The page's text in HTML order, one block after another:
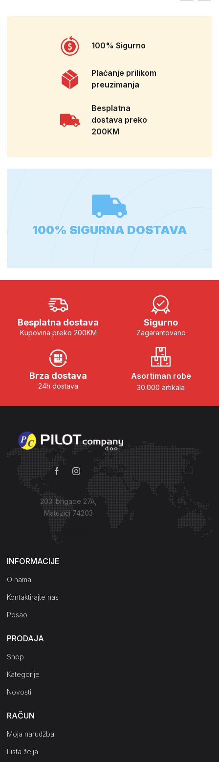
100% Sigurno
Plaćanje prilikom
preuzimanja
Besplatna
dostava preko
200KM
100% SIGURNA DOSTAVA
Besplatna dostava
Kupovina preko 200KM
Sigurno
Zagarantovano
Brza dostava
24h dostava
Asortiman robe
30.000 artikala
203. brigade 27A,
Matuzići 74203
Kako do nas?
INFORMACIJE
O nama
Kontaktirajte nas
Posao
PRODAJA
Shop
Kategorije
Novosti
RAČUN
Moja narudžba
Lista želja